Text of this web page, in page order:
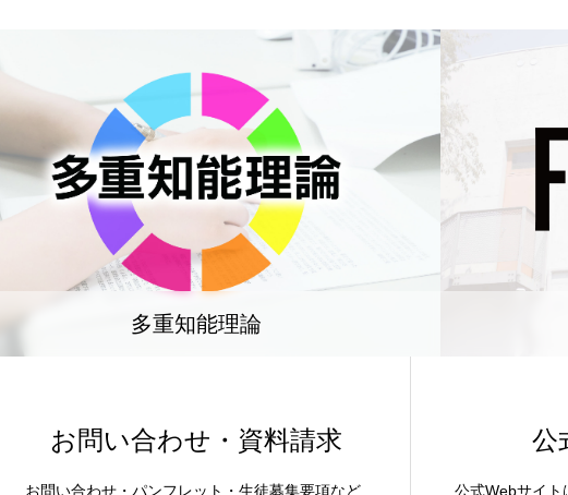
多重知能理論
お問い合わせ・資料請求
お問い合わせ・パンフレット・生徒募集要項など
公
公式Webサイト